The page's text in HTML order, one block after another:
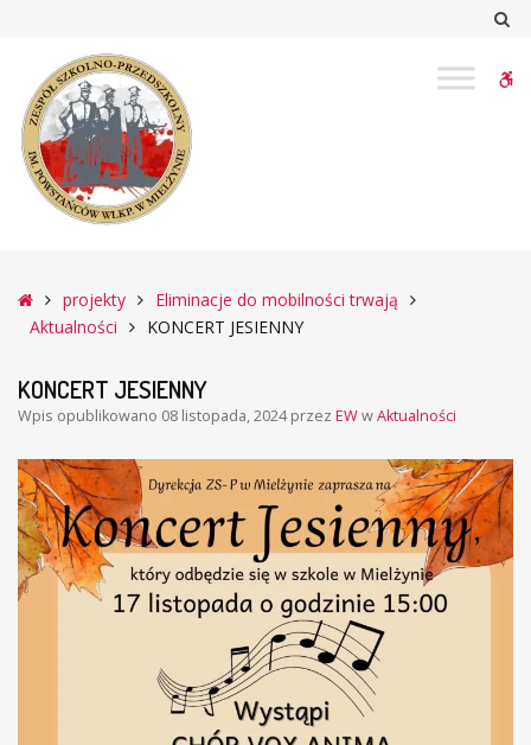
JESIENNY
Głównaprojekty
Eliminacje do mobilności trwają
Aktualności
KONCERT JESIENNY
KONCERT JESIENNY
Wpis opublikowano 08 listopada, 2024 przez EWwAktualności